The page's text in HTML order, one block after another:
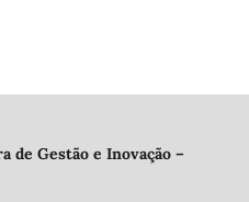
de Gestão e Inovação –